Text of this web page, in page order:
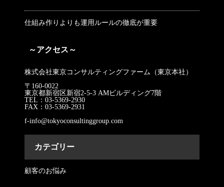
仕組み作りよりも運用ルールの徹底が重要
～アクセス～
株式会社東京コンサルティングファーム（東京本社）
〒160-0022
東京都新宿区新宿2-5-3 AMビルディング7階
TEL：03-5369-2930
FAX：03-5369-2931
f-info@tokyoconsultinggroup.com
カテゴリー
顧客のお悩み